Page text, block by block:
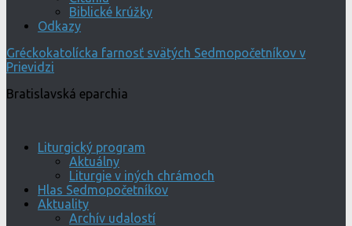
Biblické krúžky
Odkazy
Gréckokatolícka farnosť svätých Sedmopočetníkov v
Prievidzi
Bratislavská eparchia
Liturgický program
Aktuálny
Liturgie v iných chrámoch
Hlas Sedmopočetníkov
Aktuality
Archív udalostí